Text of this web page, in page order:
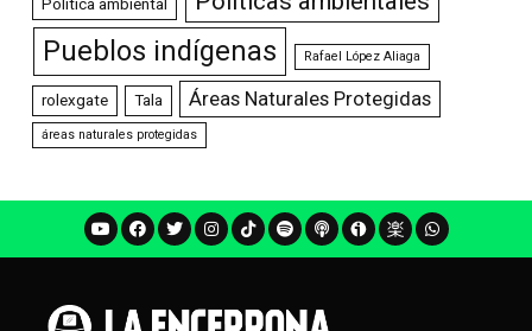
Política ambiental
Pueblos indígenas Rafael López Aliaga
rolexgate Tala Áreas Naturales Protegidas
áreas naturales protegidas